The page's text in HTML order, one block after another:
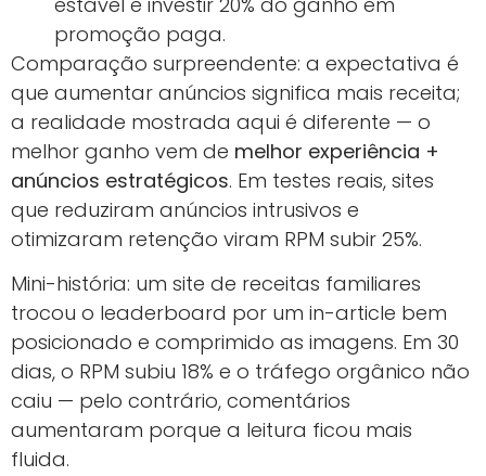
promoção paga.
Comparação surpreendente: a expectativa é
que aumentar anúncios significa mais receita;
a realidade mostrada aqui é diferente — o
melhor ganho vem de melhor experiência +
anúncios estratégicos. Em testes reais, sites
que reduziram anúncios intrusivos e
otimizaram retenção viram RPM subir 25%.
Mini-história: um site de receitas familiares
trocou o leaderboard por um in-article bem
posicionado e comprimido as imagens. Em 30
dias, o RPM subiu 18% e o tráfego orgânico não
caiu — pelo contrário, comentários
aumentaram porque a leitura ficou mais
fluida.